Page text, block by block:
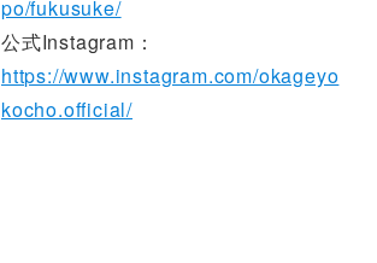
po/fukusuke/
公式Instagram：
https://www.instagram.com/okageyo
kocho.official/